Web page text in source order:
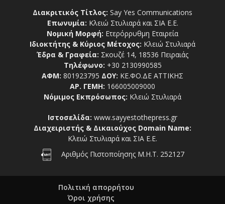
Διακριτικός Τίτλος: Say Yes Communications
Επωνυμία: Κλειώ Στυλιαρά και ΣΙΑ Ε.Ε.
Νομική Μορφή: Ετερόρρυθμη Εταιρεία
Ιδιοκτήτης & Κύριος Μέτοχος: Κλειώ Στυλιαρά
Έδρα & Γραφεία: Σκουζέ 14, 18536 Πειραιάς
Τηλέφωνο: +30 2130990585
ΑΦΜ: 801923795 ΔΟΥ: ΚΕ.ΦΟ.ΔΕ ΑΤΤΙΚΗΣ
ΑΡ. ΓΕΜΗ: 166005009000
Νόμιμος Εκπρόσωπος: Κλειώ Στυλιαρά
Ιστοσελίδα: www.sayyestothepress.gr
Διαχειριστής & Δικαιούχος Domain Name:
Κλειώ Στυλιαρά και ΣΙΑ Ε.Ε.
Αριθμός Πιστοποίησης Μ.Η.Τ. 252127
Πολιτική απορρήτου
Όροι χρήσης